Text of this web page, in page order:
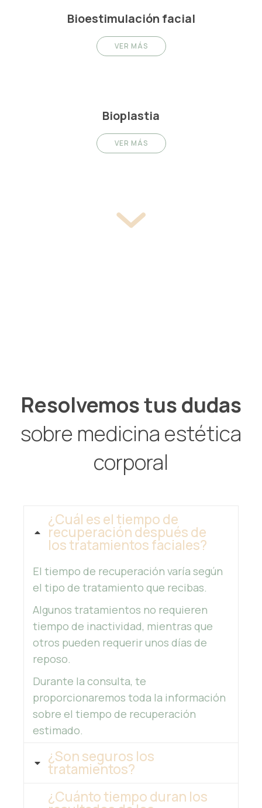
Bioestimulación facial
VER MÁS
Bioplastia
VER MÁS
Resolvemos tus dudas
sobre medicina estética
corporal
¿Cuál es el tiempo de
recuperación después de
los tratamientos faciales?
El tiempo de recuperación varía según
el tipo de tratamiento que recibas.
Algunos tratamientos no requieren
tiempo de inactividad, mientras que
otros pueden requerir unos días de
reposo.
Durante la consulta, te
proporcionaremos toda la información
sobre el tiempo de recuperación
estimado.
¿Son seguros los
tratamientos?
¿Cuánto tiempo duran los